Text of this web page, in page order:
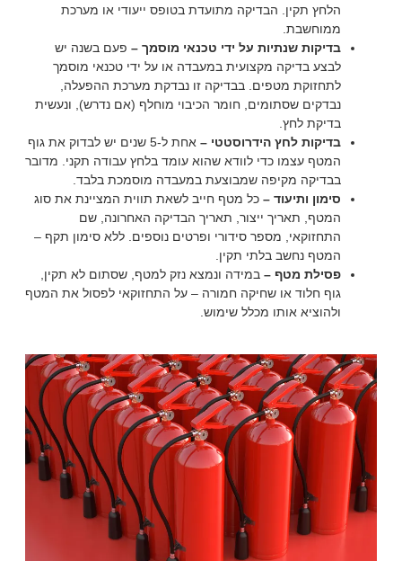
הלחץ תקין. הבדיקה מתועדת בטופס ייעודי או מערכת
ממוחשבת.
בדיקות שנתיות על ידי טכנאי מוסמך – פעם בשנה יש
לבצע בדיקה מקצועית במעבדה או על ידי טכנאי מוסמך
לתחזוקת מטפים. בבדיקה זו נבדקת מערכת ההפעלה,
נבדקים שסתומים, חומר הכיבוי מוחלף (אם נדרש), ונעשית
בדיקת לחץ.
בדיקות לחץ הידרוסטטי –
אחת ל-5 שנים יש לבדוק את גוף
המטף עצמו כדי לוודא שהוא עומד בלחץ עבודה תקני. מדובר
בבדיקה מקיפה שמבוצעת במעבדה מוסמכת בלבד.
סימון ותיעוד – כל מטף חייב לשאת תווית המציינת את סוג
המטף, תאריך ייצור, תאריך הבדיקה האחרונה, שם
התחזוקאי, מספר סידורי ופרטים נוספים. ללא סימון תקף –
המטף נחשב בלתי תקין.
פסילת מטף – במידה ונמצא נזק למטף, שסתום לא תקין,
גוף חלוד או שחיקה חמורה – על התחזוקאי לפסול את המטף
ולהוציא אותו מכלל שימוש.